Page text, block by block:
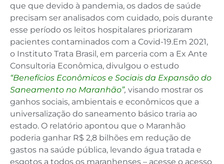
que que devido à pandemia, os dados de saúde
precisam ser analisados com cuidado, pois durante
esse período os leitos hospitalares priorizaram
pacientes contaminados com a Covid-19.Em 2021,
o Instituto Trata Brasil, em parceria com a Ex Ante
Consultoria Econômica, divulgou o estudo
“Benefícios Econômicos e Sociais da Expansão do
Saneamento no Maranhão”, visando mostrar os
ganhos sociais, ambientais e econômicos que a
universalização do saneamento básico traria ao
estado. O relatório apontou que o Maranhão
poderia ganhar R$ 2,8 bilhões em redução de
gastos na saúde pública, levando água tratada e
esgotos a todos os maranhenses – acesse o acesso